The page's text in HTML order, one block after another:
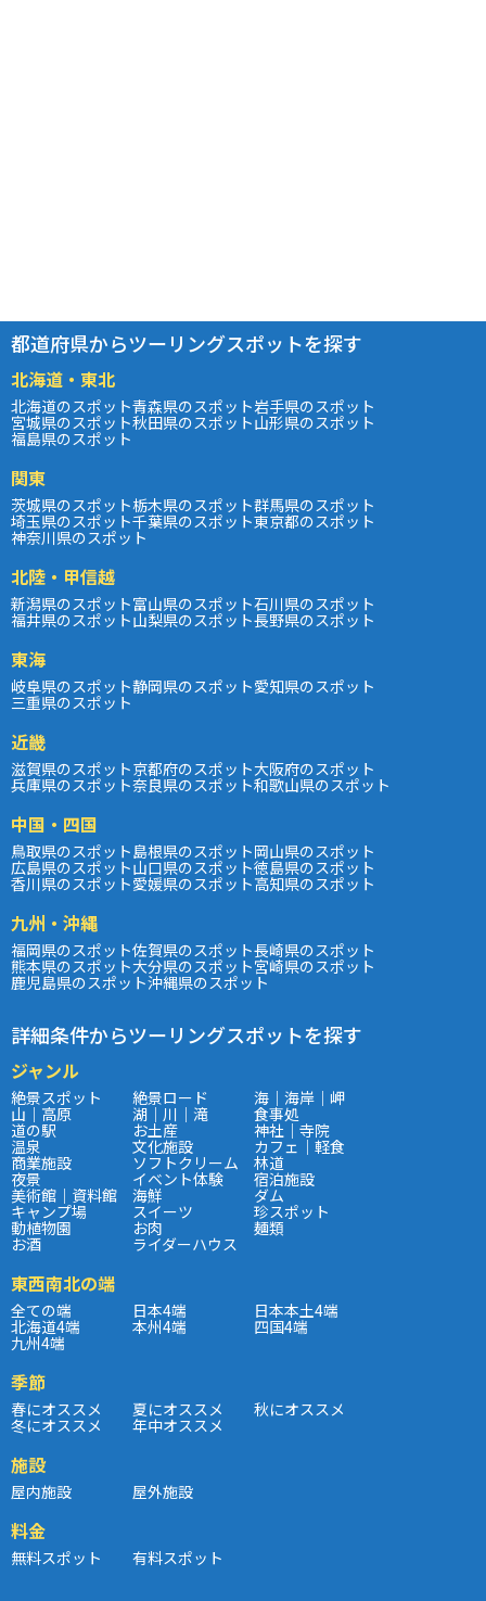
都道府県からツーリングスポットを探す
北海道・東北
北海道のスポット青森県のスポット岩手県のスポット
宮城県のスポット秋田県のスポット山形県のスポット
福島県のスポット
関東
茨城県のスポット栃木県のスポット群馬県のスポット
埼玉県のスポット千葉県のスポット東京都のスポット
神奈川県のスポット
北陸・甲信越
新潟県のスポット富山県のスポット石川県のスポット
福井県のスポット山梨県のスポット長野県のスポット
東海
岐阜県のスポット静岡県のスポット愛知県のスポット
三重県のスポット
近畿
滋賀県のスポット京都府のスポット大阪府のスポット
兵庫県のスポット奈良県のスポット和歌山県のスポット
中国・四国
鳥取県のスポット島根県のスポット岡山県のスポット
広島県のスポット山口県のスポット徳島県のスポット
香川県のスポット愛媛県のスポット高知県のスポット
九州・沖縄
福岡県のスポット佐賀県のスポット長崎県のスポット
熊本県のスポット大分県のスポット宮崎県のスポット
鹿児島県のスポット沖縄県のスポット
詳細条件からツーリングスポットを探す
ジャンル
絶景スポット 絶景ロード 海｜海岸｜岬
山｜高原 湖｜川｜滝 食事処
道の駅 お土産 神社｜寺院
温泉 文化施設 カフェ｜軽食
商業施設 ソフトクリーム 林道
夜景 イベント体験 宿泊施設
美術館｜資料館 海鮮 ダム
キャンプ場 スイーツ 珍スポット
動植物園 お肉 麺類
お酒 ライダーハウス
東西南北の端
全ての端 日本4端 日本本土4端
北海道4端 本州4端 四国4端
九州4端
季節
春にオススメ 夏にオススメ 秋にオススメ
冬にオススメ 年中オススメ
施設
屋内施設 屋外施設
料金
無料スポット 有料スポット